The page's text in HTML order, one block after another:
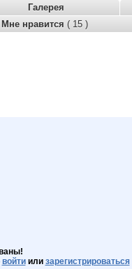
Галерея
Мне нравится ( 15 )
войтиили зарегистрироваться